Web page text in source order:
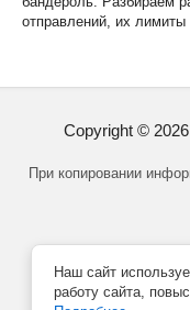
отправлений, их
Copyright © 2026
При копировании
Задать вопрос
Наш сайт
работу сайта,